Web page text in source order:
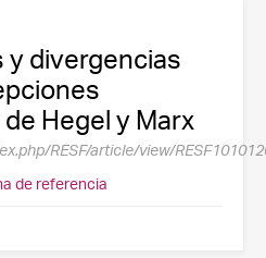
y divergencias
Hegel y Marx
RESF/article/view/
de referencia